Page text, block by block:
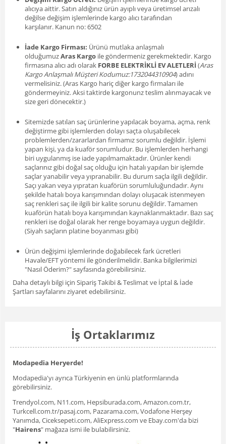
alıcıya aittir. Satın aldığınız ürün ayıplı veya üretimsel arızalı
değilse değişim işlemlerinde kargo alıcı tarafından
karşılanır. Kanun no: 6502
İade Kargo Firması: Ürünü mutlaka anlaşmalı
olduğumuzAras Kargo ile göndermeniz gerekmektedir. Kargo
firmasına alıcı adı olarak FORBE ELEKTRİKLİ EV ALETLERİ(Aras
Kargo Anlaşmalı Müşteri Kodumuz:1732044310904) adını
vermelisiniz. (Aras Kargo hariç diğer kargo firmaları ile
göndermeyiniz. Aksi taktirde kargonunz teslim alınmayacak ve
size geri dönecektir.)
Sitemizde satılan saç ürünlerine yapılacak boyama, açma, renk
değiştirme gibi işlemlerden dolayı saçta oluşabilecek
problemlerden/zararlardan firmamız sorumlu değildir. İşlemi
yapan kişi, ya da kuaför sorumludur. Bu işlemlerden herhangi
biri uygulanmış ise iade yapılmamaktadır. Ürünler kendi
saçlarınız gibi doğal saç olduğu için hatalı yapılan bir işlemde
saçlar yanabilir veya yıpranabilir. Bu durum saçla ilgili değildir.
Saçı yakan veya yıpratan kuaförün sorumluluğundadır. Aynı
şekilde hatalı boya karışımından dolayı oluşacak istenmeyen
saç renkleri saç ile ilgili bir kalite sorunu değildir. Tamamen
kuaförün hatalı boya karışımından kaynaklanmaktadır. Bazı saç
renkleri ise doğal olarak her renge boyamaya uygun değildir.
(Siyah saçların platine boyanması gibi)
Ürün değişimi işlemlerinde doğabilecek fark ücretleri
Havale/EFT yöntemi ile gönderilmelidir. Banka bilgilerimizi
"Nasıl Öderim?" sayfasında görebilirsiniz.
Daha detaylı bilgi için Sipariş Takibi & Teslimatve İptal & İade
Şartlarısayfalarını ziyaret edebilirsiniz.
İş Ortaklarımız
Modapedia Heryerde!
Modapedia'yı ayrıca Türkiyenin en ünlü platformlarında
görebilirsiniz.
Trendyol.com, N11.com, Hepsiburada.com, Amazon.com.tr,
Turkcell.com.tr/pasaj.com, Pazarama.com, Vodafone Herşey
Yanımda, Ciceksepeti.com, AliExpress.com ve Ebay.com'da bizi
"Hairens" mağaza ismi ile bulabilirsiniz.